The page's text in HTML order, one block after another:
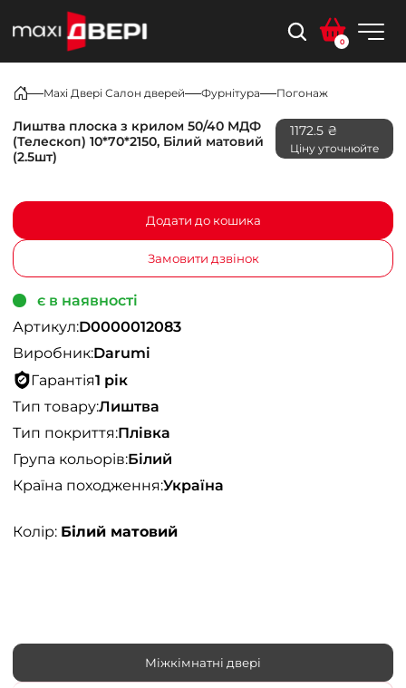
0
Maxi Двері Салон дверей Фурнітура Погонаж
Лиштва плоска з крилом 50/40 МДФ
(Телескоп) 10*70*2150, Білий матовий
(2.5шт)
1172.5 ₴
Ціну уточнюйте
Додати до кошика
Замовити дзвінок
є в наявності
Артикул:D0000012083
Виробник:Darumi
Гарантія1 рік
Тип товару:Лиштва
Тип покриття:Плівка
Група кольорів:Білий
Країна походження:Україна
Колір: Білий матовий
Міжкімнатні двері